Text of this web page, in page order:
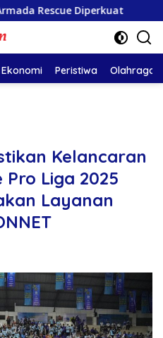
Diperkuat Sambut
Ekonomi Peristiwa Olahraga
Kelancaran
Pro Liga 2025
Layanan